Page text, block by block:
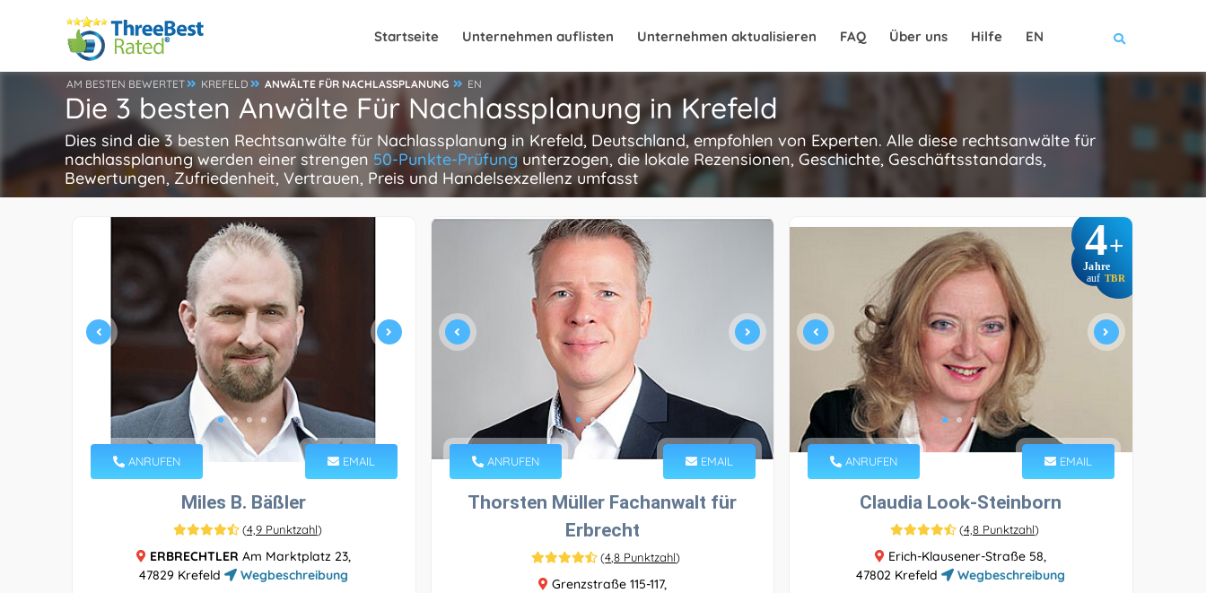
Startseite Unternehmen auflisten Unternehmen aktualisieren FAQ Über uns Hilfe EN
AM BESTEN BEWERTET KREFELD ANWÄLTE FÜR NACHLASSPLANUNG EN
Die 3 besten Anwälte Für Nachlassplanung in Krefeld
Dies sind die 3 besten Rechtsanwälte für Nachlassplanung in Krefeld, Deutschland, empfohlen von Experten. Alle diese rechtsanwälte für
nachlassplanung werden einer strengen 50-Punkte-Prüfung unterzogen, die lokale Rezensionen, Geschichte, Geschäftsstandards,
Bewertungen, Zufriedenheit, Vertrauen, Preis und Handelsexzellenz umfasst
ANRUFEN EMAIL
Miles B. Bäßler
(4,9 Punktzahl)
ERBRECHTLER Am Marktplatz 23,
47829 Krefeld
Wegbeschreibung
ANRUFEN EMAIL
Thorsten Müller Fachanwalt für
Erbrecht
(4,8 Punktzahl)
Grenzstraße 115-117,
4+
Jahre
auf TBR
ANRUFEN EMAIL
Claudia Look-Steinborn
(4,8 Punktzahl)
Erich-Klausener-Straße 58,
47802 Krefeld
Wegbeschreibung